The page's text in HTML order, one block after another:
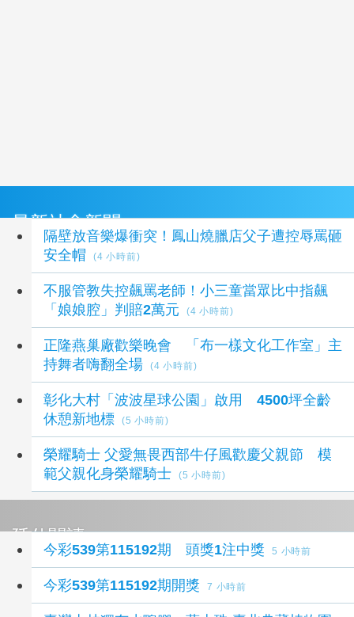
最新社會新聞
隔壁放音樂爆衝突！鳳山燒臘店父子遭控辱罵砸
安全帽
(4 小時前)
不服管教失控飆罵老師！小三童當眾比中指飆
「娘娘腔」判賠2萬元
(4 小時前)
正隆燕巢廠歡樂晚會 「布一樣文化工作室」主
持舞者嗨翻全場
(4 小時前)
彰化大村「波波星球公園」啟用 4500坪全齡
休憩新地標
(5 小時前)
榮耀騎士 父愛無畏西部牛仔風歡慶父親節 模
範父親化身榮耀騎士
(5 小時前)
延伸閱讀
今彩539第115192期 頭獎1注中獎 5 小時前
今彩539第115192期開獎 7 小時前